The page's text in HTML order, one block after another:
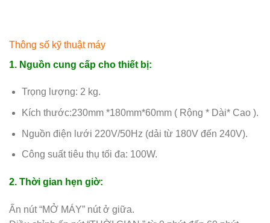
Thông số kỹ thuật máy
1. Nguồn cung cấp cho thiết bị:
Trọng lượng: 2 kg.
Kích thước:230mm *180mm*60mm ( Rộng * Dài* Cao ).
Nguồn điện lưới 220V/50Hz (dải từ 180V đến 240V).
Công suất tiêu thụ tối đa: 100W.
2. Thời gian hẹn giờ:
Ấn nút “MỞ MÁY” nút ở giữa.